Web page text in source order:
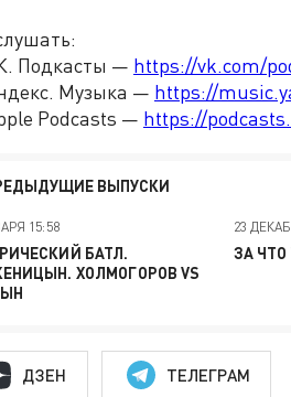
Подкасты — https://vk.com/
Музыка — https://
Podcasts — https://
ВЫПУСКИ
15:58
БАТЛ.
ХОЛМОГОРОВ VS
23
ЗА
ДЗЕН ТЕЛЕГРАМ